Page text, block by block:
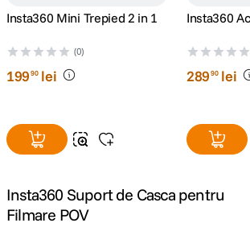
Insta360 Mini Trepied 2 in 1
(0)
19990 lei
Insta360
28990 lei
Insta360 Suport de Casca pentru
Filmare POV